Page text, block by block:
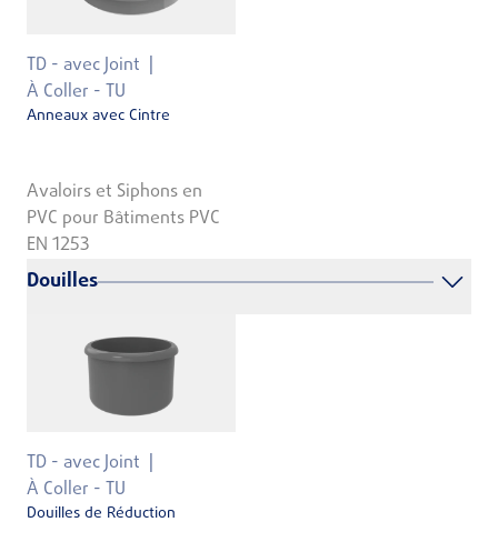
TD - avec Joint
À Coller - TU
Anneaux avec Cintre
Avaloirs et Siphons en
PVC pour Bâtiments PVC
EN 1253
Douilles
TD - avec Joint
À Coller - TU
Douilles de Réduction